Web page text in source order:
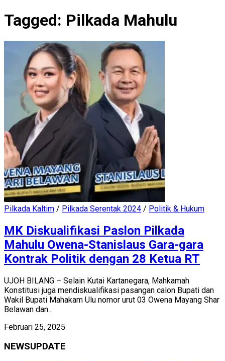
Tagged: Pilkada Mahulu
Pilkada Kaltim / Pilkada Serentak 2024 / Politik & Hukum
MK Diskualifikasi Paslon Pilkada
Mahulu Owena-Stanislaus Gara-gara
Kontrak Politik dengan 28 Ketua RT
UJOH BILANG – Selain Kutai Kartanegara, Mahkamah
Konstitusi juga mendiskualifikasi pasangan calon Bupati dan
Wakil Bupati Mahakam Ulu nomor urut 03 Owena Mayang Shar
Belawan dan...
Februari 25, 2025
NEWSUPDATE